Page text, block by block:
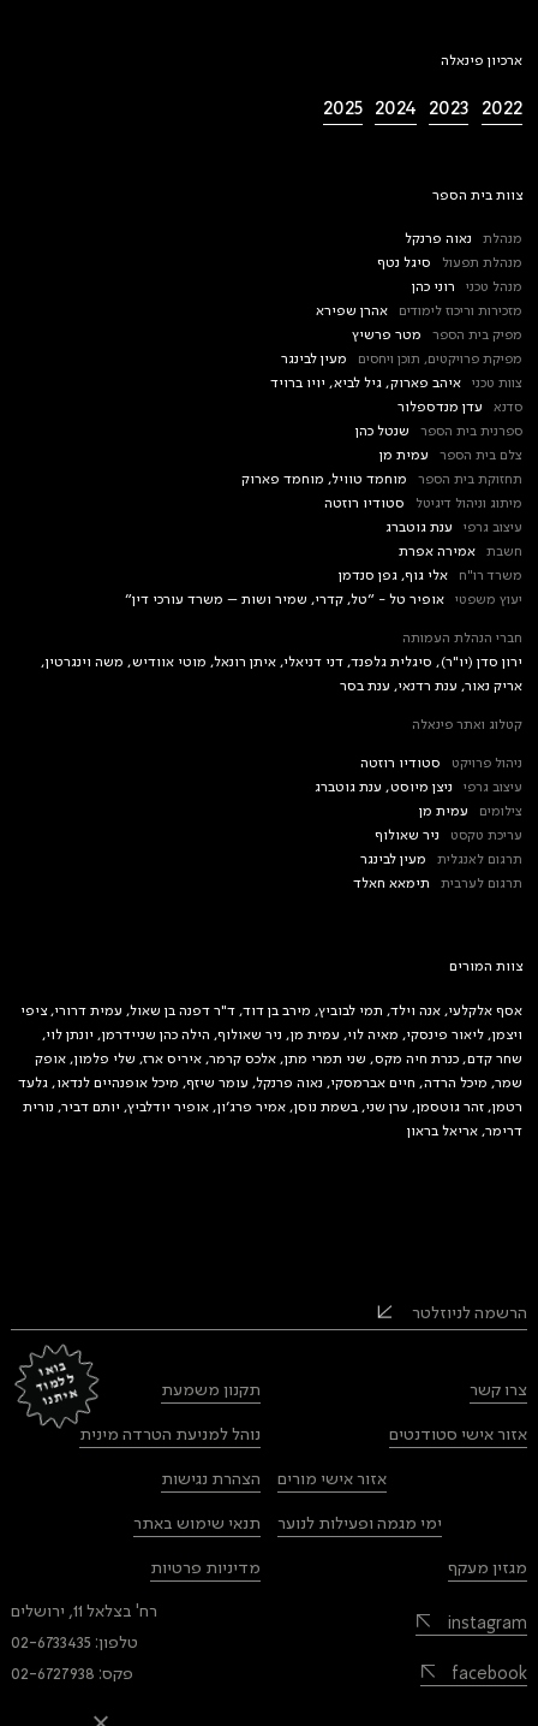
ארכיון פינאלה
2022
2023
2024
2025
צוות בית הספר
מנהלת
נאוה פרנקל
מנהלת תפעול
סיגל נטף
מנהל טכני
רוני כהן
מזכירות וריכוז לימודים
אהרן שפירא
מפיק בית הספר
מטר פרשיץ
מפיקת פרויקטים, תוכן ויחסים
מעין לבינגר
צוות טכני
איהב פארוק, גיל לביא, יויו ברויד
סדנא
עדן מנדספלור
ספרנית בית הספר
שנטל כהן
צלם בית הספר
עמית מן
תחזוקת בית הספר
מוחמד טוויל, מוחמד פארוק
מיתוג וניהול דיגיטל
סטודיו רוזטה
עיצוב גרפי
ענת גוטברג
חשבת
אמירה אפרת
משרד רו"ח
אלי גוף, גפן סנדמן
יעוץ משפטי
אופיר טל - ״טל, קדרי, שמיר ושות – משרד עורכי דין״
חברי הנהלת העמותה
ירון סדן (יו"ר), סיגלית גלפנד, דני דניאלי, איתן רונאל, מוטי אוודיש, משה וינגרטין,
אריק נאור, ענת רדנאי, ענת בסר
קטלוג ואתר פינאלה
ניהול פרויקט
סטודיו רוזטה
עיצוב גרפי
ניצן מיוסט, ענת גוטברג
צילומים
עמית מן
עריכת טקסט
ניר שאולוף
תרגום לאנגלית
מעין לבינגר
תרגום לערבית
תימאא חאלד
צוות המורים
אסף אלקלעי, אנה וילד, תמי לבוביץ, מירב בן דוד, ד"ר דפנה בן שאול, עמית דרורי, ציפי
ויצמן, ליאור פינסקי, מאיה לוי, עמית מן, ניר שאולוף, הילה כהן שניידרמן, יונתן לוי,
שחר קדם, כנרת חיה מקס, שני תמרי מתן, אלכס קרמר, איריס ארז, שלי פלמון, אופק
שמר, מיכל הרדה, חיים אברמסקי, נאוה פרנקל, עומר שיזף, מיכל אופנהיים לנדאו, גלעד
רטמן, זהר גוטסמן, ערן שני, בשמת נוסן, אמיר פרג׳ון, אופיר יודלביץ, יותם דביר, נורית
דרימר, אריאל בראון
רח' בצלאל 11, ירושלים
טלפון: 02-6733435
פקס: 02-6727938
צרו קשר
אזור אישי סטודנטים
אזור אישי מורים
ימי מגמה ופעילות לנוער
מגזין מעקף
תקנון משמעת
נוהל למניעת הטרדה מינית
הצהרת נגישות
תנאי שימוש באתר
מדיניות פרטיות
הרשמה לניוזלטר
instagram
facebook
בוא
ו
ל
ל
מ
וד
א
ית
נו